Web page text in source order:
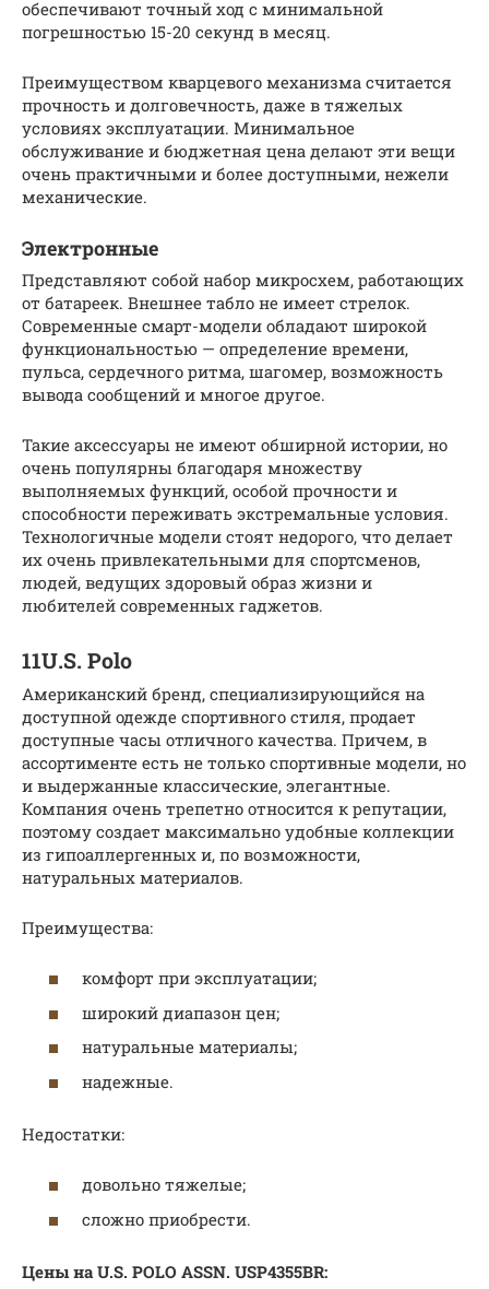
обеспечивают точный ход с минимальной
погрешностью 15-20 секунд в месяц.
Преимуществом кварцевого механизма считается
прочность и долговечность, даже в тяжелых
условиях эксплуатации. Минимальное
обслуживание и бюджетная цена делают эти вещи
очень практичными и более доступными, нежели
механические.
Электронные
Представляют собой набор микросхем, работающих
от батареек. Внешнее табло не имеет стрелок.
Современные смарт-модели обладают широкой
функциональностью — определение времени,
пульса, сердечного ритма, шагомер, возможность
вывода сообщений и многое другое.
Такие аксессуары не имеют обширной истории, но
очень популярны благодаря множеству
выполняемых функций, особой прочности и
способности переживать экстремальные условия.
Технологичные модели стоят недорого, что делает
их очень привлекательными для спортсменов,
людей, ведущих здоровый образ жизни и
любителей современных гаджетов.
11U.S. Polo
Американский бренд, специализирующийся на
доступной одежде спортивного стиля, продает
доступные часы отличного качества. Причем, в
ассортименте есть не только спортивные модели, но
и выдержанные классические, элегантные.
Компания очень трепетно относится к репутации,
поэтому создает максимально удобные коллекции
из гипоаллергенных и, по возможности,
натуральных материалов.
Преимущества:
комфорт при эксплуатации;
широкий диапазон цен;
натуральные материалы;
надежные.
Недостатки:
довольно тяжелые;
сложно приобрести.
Цены на U.S. POLO ASSN. USP4355BR: